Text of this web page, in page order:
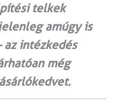
telkek
amúgy is
az intézkedés
még